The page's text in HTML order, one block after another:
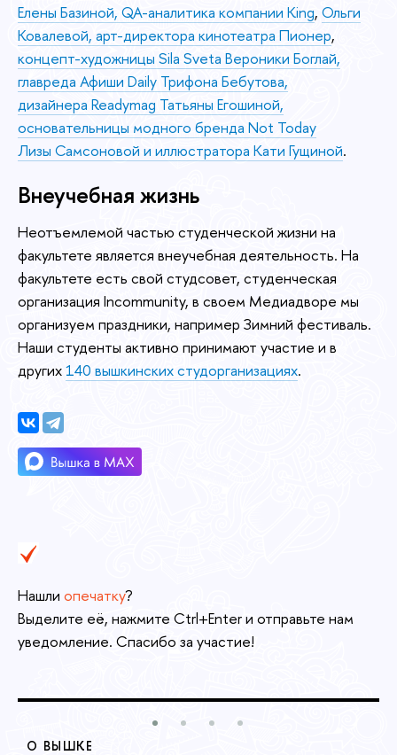
Елены Базиной, QA-аналитика компании King, Ольги
Ковалевой, арт-директора кинотеатра Пионер,
концепт-художницы Sila Sveta Вероники Боглай,
главреда Афиши Daily Трифона Бебутова,
дизайнера Readymag Татьяны Егошиной,
основательницы модного бренда Not Today
Лизы Самсоновой и иллюстратора Кати Гущиной.
Внеучебная жизнь
Неотъемлемой частью студенческой жизни на
факультете является внеучебная деятельность. На
факультете есть свой студсовет, студенческая
организация Incommunity, в своем Медиадворе мы
организуем праздники, например Зимний фестиваль.
Наши студенты активно принимают участие и в
других140 вышкинских студорганизациях.
Нашли опечатку?
Выделите её, нажмите Ctrl+Enter и отправьте нам
уведомление. Спасибо за участие!
О ВЫШКЕ